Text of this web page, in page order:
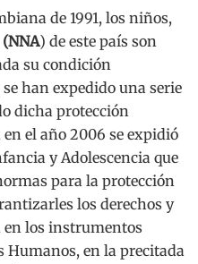
de 1991, los niños,
(NNA) de este país son
su condición
han expedido una serie
dicha protección
el año 2006 se expidió
y Adolescencia que
para la protección
los derechos y
en los instrumentos
Humanos, en la precitada